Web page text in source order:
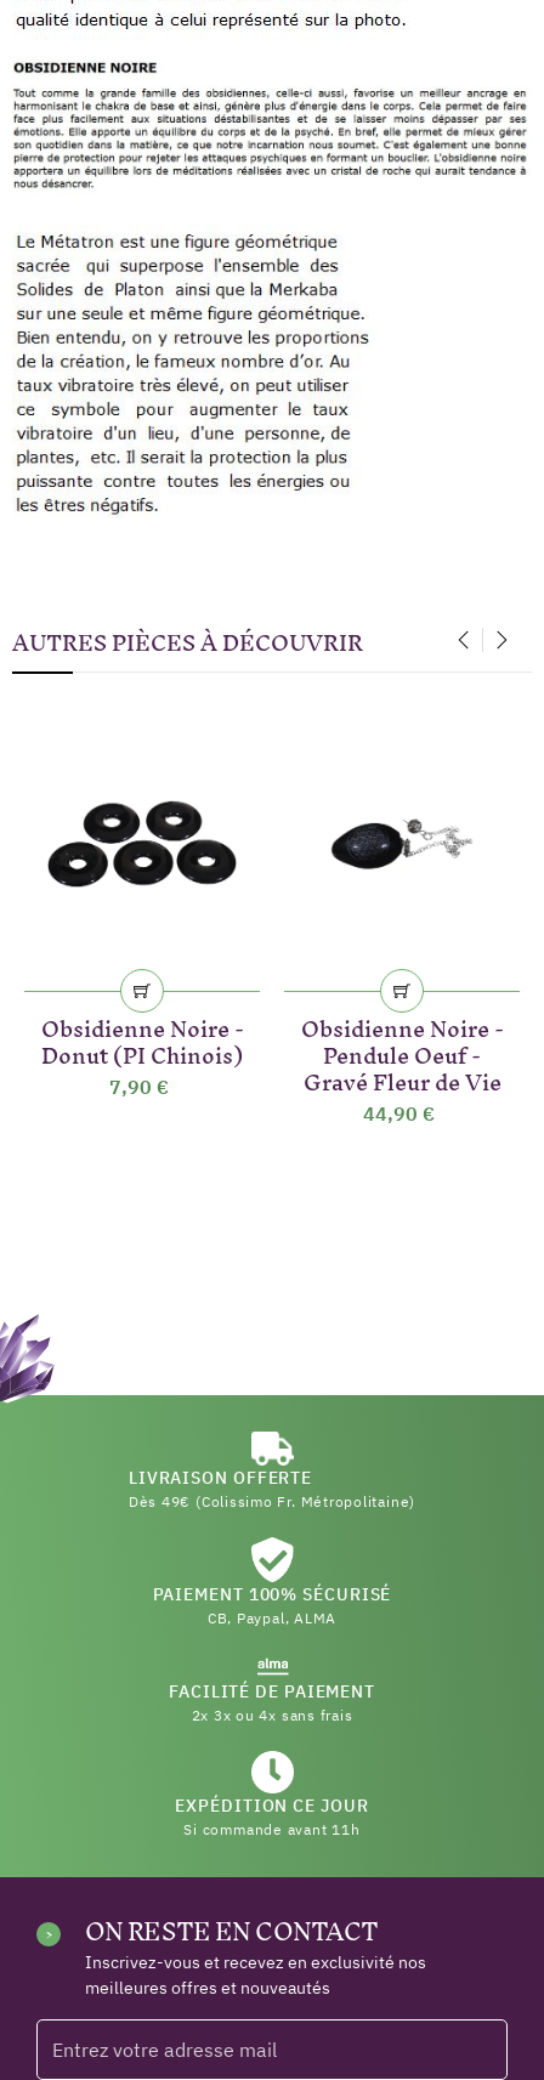
AUTRES PIÈCES À DÉCOUVRIR
Obsidienne Noire -
Donut (PI Chinois)
7,90 €
Obsidienne Noire -
Pendule Oeuf -
Gravé Fleur de Vie
44,90 €
LIVRAISON OFFERTE
Dès 49€ (Colissimo Fr. Métropolitaine)
PAIEMENT 100% SÉCURISÉ
CB, Paypal, ALMA
FACILITÉ DE PAIEMENT
2x 3x ou 4x sans frais
EXPÉDITION CE JOUR
Si commande avant 11h
ON RESTE EN CONTACT
Inscrivez-vous et recevez en exclusivité nos
meilleures offres et nouveautés